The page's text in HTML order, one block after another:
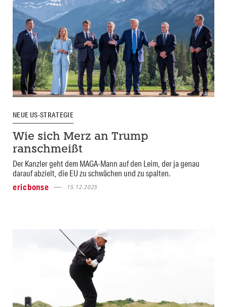
NEUE US-STRATEGIE
Wie sich Merz an Trump
ranschmeißt
Der Kanzler geht dem MAGA-Mann auf den Leim, der ja genau
darauf abzielt, die EU zu schwächen und zu spalten.
ericbonse
15.12.2025